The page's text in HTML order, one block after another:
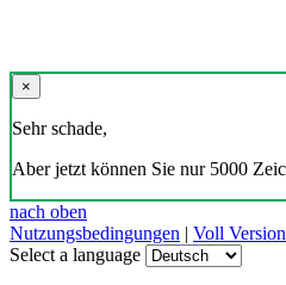
×
Sehr schade,
Aber jetzt können Sie nur 5000
nach oben
Nutzungsbedingungen | Voll Version
Select a language